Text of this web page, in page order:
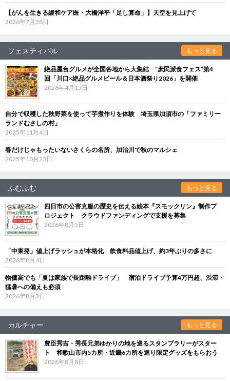
【がんを生きる緩和ケア医・大橋洋平「足し算命」】天空を見上げて
2026年7月28日
フェスティバル もっと見る
絶品屋台グルメが全国各地から大集結 “庶民派食フェス”第4
回「川口×絶品グルメビール＆日本酒祭り2026」を開催
2026年4月15日
自分で収穫した秋野菜を使って芋煮作りを体験 埼玉県加須市の「ファミリー
ランドむさしの村」
2025年11月4日
春だけじゃもったいないさくらの名所、加治川で秋のマルシェ
2025年10月23日
ふむふむ もっと見る
四日市の公害克服の歴史を伝える絵本『スモックリン』制作プ
ロジェクト クラウドファンディングで支援を募集
2026年8月5日
「中東発」値上げラッシュが本格化 飲食料品値上げ、約3年ぶりの多さに
2026年8月4日
物価高でも「夏は家族で長距離ドライブ」 宿泊ドライブ予算4万円超、渋滞・
猛暑への備えも必須
2026年8月3日
カルチャー もっと見る
豊臣秀吉・秀長兄弟ゆかりの地を巡るスタンプラリーがスター
ト 和歌山市内5カ所・近畿6カ所を巡り限定グッズをもらおう
2026年8月8日